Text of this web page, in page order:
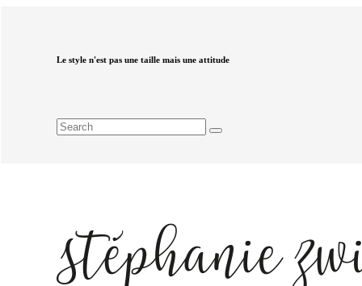
Le style n'est pas une taille mais une attitude